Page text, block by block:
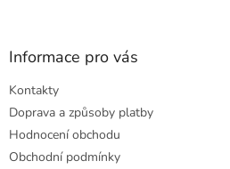
Informace pro vás
Kontakty
Doprava a způsoby platby
Hodnocení obchodu
Obchodní podmínky